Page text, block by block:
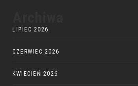
LIPIEC 2026
CZERWIEC 2026
KWIECIEŃ 2026